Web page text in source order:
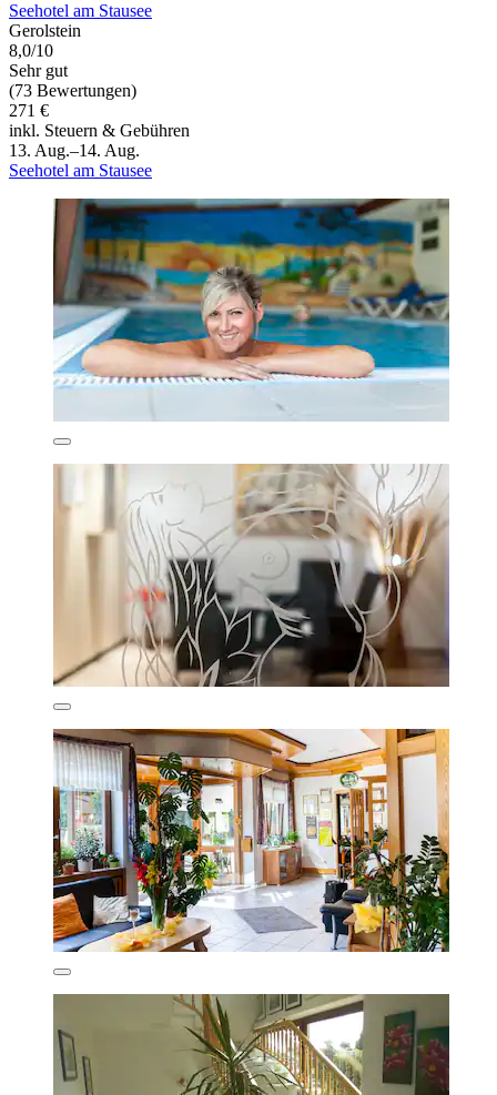
Seehotel am Stausee
Gerolstein
8,0/10
Sehr gut
(73 Bewertungen)
271 €
inkl. Steuern & Gebühren
13. Aug.–14. Aug.
Seehotel am Stausee